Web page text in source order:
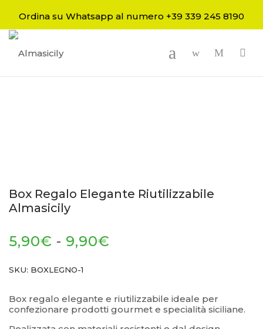
Ordina su Whatsapp al numero +39 339 245 8190
Box Regalo Elegante Riutilizzabile
Almasicily
5,90€ - 9,90€
SKU: BOXLEGNO-1
Box regalo elegante e riutilizzabile ideale per
confezionare prodotti gourmet e specialità siciliane.